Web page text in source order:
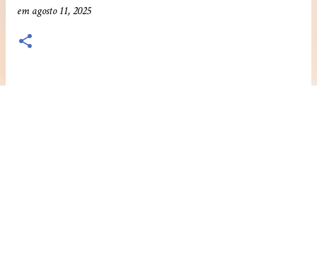
emagosto 11, 2025